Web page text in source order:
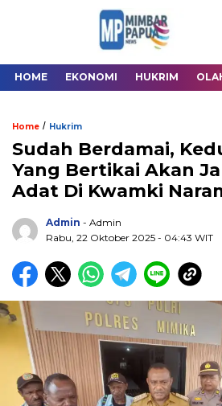
HOME EKONOMI HUKRIM
Home / Hukrim
Sudah Berdamai,
Yang Bertikai Akan
Adat Di Kwamki
Admin - Admin
Rabu, 22 Oktober 2025 - 04:43 WIT